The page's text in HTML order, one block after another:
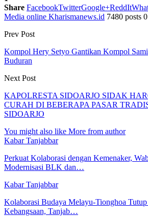
Share FacebookTwitterGoogle+ReddIt
Media online Kharismanews.id 7480 posts
Prev Post
Kompol Hery Setyo Gantikan Kompol
Buduran
Next Post
KAPOLRESTA SIDOARJO SIDAK
CURAH DI BEBERAPA PASAR
SIDOARJO
You might also like More from author
Kabar Tanjabbar
Perkuat Kolaborasi dengan Kemenaker,
Modernisasi BLK dan…
Kabar Tanjabbar
Kolaborasi Budaya Melayu-Tionghoa
Kebangsaan, Tanjab…